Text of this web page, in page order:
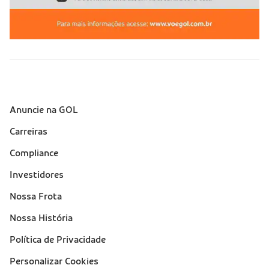
Sobre a Gol (footer)
Anuncie na GOL
Carreiras
Compliance
Investidores
Nossa Frota
Nossa História
Política de Privacidade
Personalizar Cookies